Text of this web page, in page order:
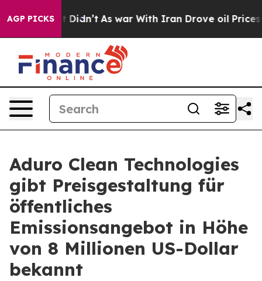
AGP PICKS
it Didn’t As war With Iran Drove oil Prices
Aduro Clean Technologies
gibt Preisgestaltung für
öffentliches
Emissionsangebot in Höhe
von 8 Millionen US-Dollar
bekannt